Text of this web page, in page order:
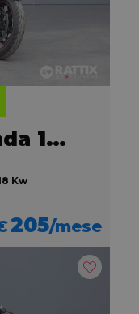
DUCATI Multistrada 1200
Kw
205/mese